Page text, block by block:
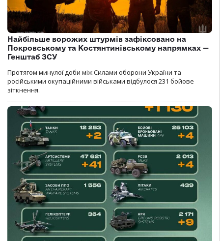
Найбільше ворожих штурмів зафіксовано на
Покровському та Костянтинівському напрямках —
Генштаб ЗСУ
Протягом минулої доби між Силами оборони України та
російськими окупаційними військами відбулося 231 бойове
зіткнення.